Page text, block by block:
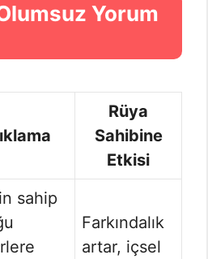
Yorum
Rüya
Sahibine
Etkisi
sahip
Farkındalık
artar, içsel